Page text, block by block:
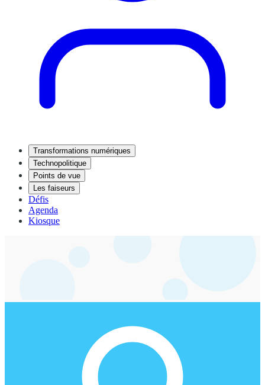
Transformations numériques
Technopolitique
Points de vue
Les faiseurs
Défis
Agenda
Kiosque